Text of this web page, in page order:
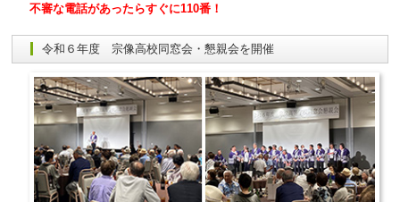
不審な電話があったらすぐに110番！
令和６年度 宗像高校同窓会・懇親会を開催